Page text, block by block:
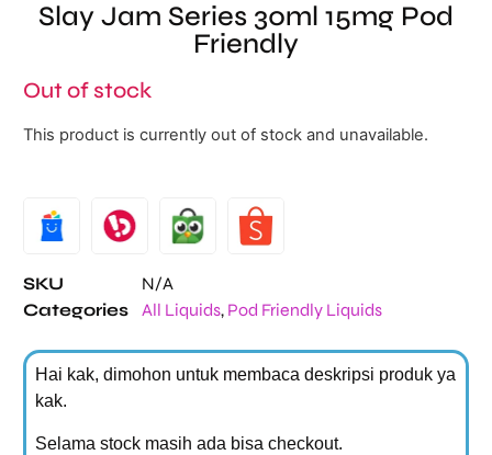
Slay Jam Series 30ml 15mg Pod
Friendly
Out of stock
This product is currently out of stock and unavailable.
SKU
N/A
Categories
All Liquids, Pod Friendly Liquids
Hai kak, dimohon untuk membaca deskripsi produk ya
kak.
Selama stock masih ada bisa checkout.